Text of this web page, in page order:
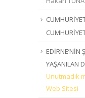
EDİRNE’NİN
YAŞANILAN
Unutmadık
Web Sitesi